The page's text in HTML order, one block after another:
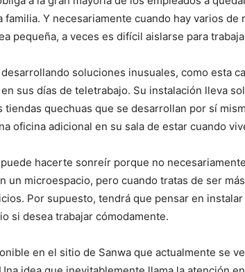
familia. Y necesariamente cuando hay varios de
pequeña, a veces es difícil aislarse para
soluciones inusuales, como esta
sus días de teletrabajo. Su instalación lleva
tiendas quechuas que se desarrollan por sí
oficina adicional en su sala de estar cuando
hacerte sonreír porque no
un microespacio, pero cuando tratas de ser
Por supuesto, tendrá que pensar en
si desea trabajar cómodamente.
en el sitio de Sanwa que actualmente se